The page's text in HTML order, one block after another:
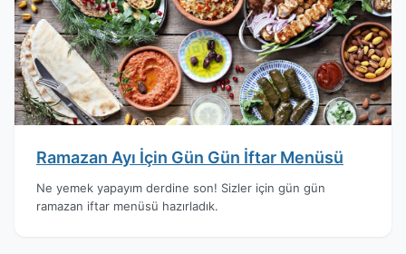
Ramazan Ayı İçin Gün Gün İftar Menüsü
Ne yemek yapayım derdine son! Sizler için gün gün
ramazan iftar menüsü hazırladık.